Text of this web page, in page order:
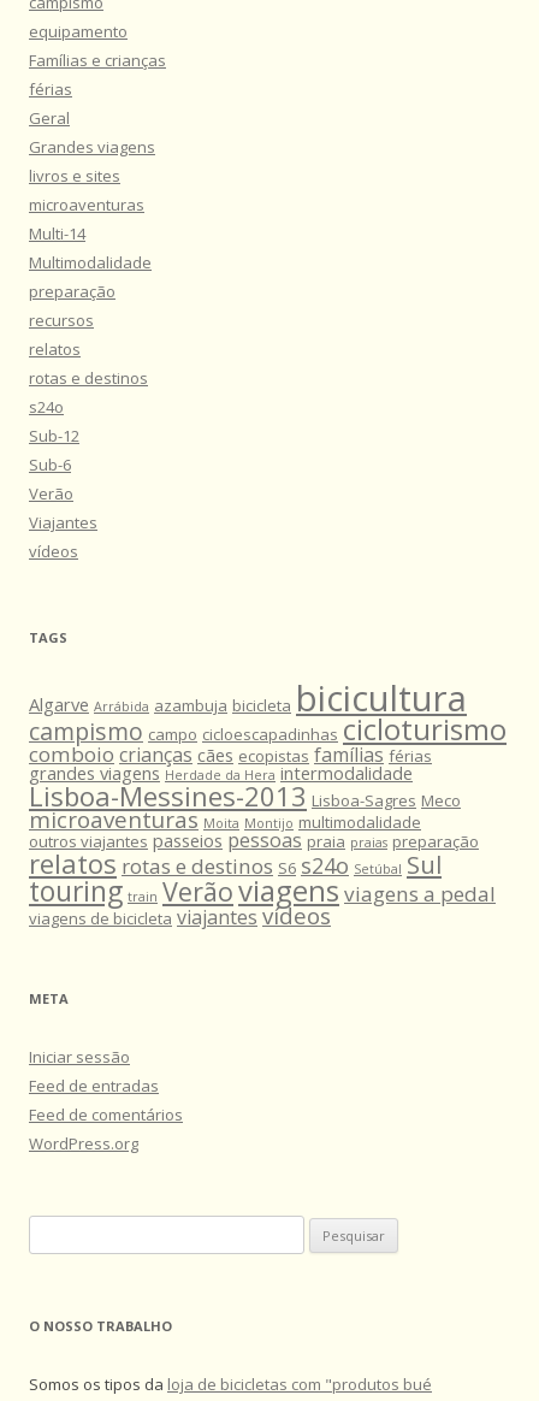
equipamento
Famílias e crianças
férias
Geral
Grandes viagens
livros e sites
microaventuras
Multi-14
Multimodalidade
preparação
recursos
relatos
rotas e destinos
s24o
Sub-12
Sub-6
Verão
Viajantes
vídeos
TAGS
Algarve Arrábida azambuja bicicleta bicicultura
campismo campo cicloescapadinhas cicloturismo
comboio crianças cães ecopistas famílias férias
grandes viagens Herdade da Hera intermodalidade
Lisboa-Messines-2013 Lisboa-Sagres Meco
microaventuras Moita Montijo multimodalidade
outros viajantes passeios pessoas praia praias preparação
relatos rotas e destinos S6 s24o Setúbal Sul
touring train Verãoviagens viagens a pedal
viagens de bicicleta viajantes vídeos
META
Iniciar sessão
Feed de entradas
Feed de comentários
WordPress.org
por:
O NOSSO TRABALHO
Somos os tipos da loja de bicicletas com "produtos bué